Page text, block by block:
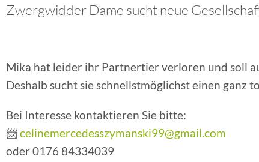
Zwergwidder Dame sucht neue
Mika hat leider ihr Partnertier verloren und soll
Deshalb sucht sie schnellstmöglichst einen ganz
Bei Interesse kontaktieren Sie bitte:
📨celinemercedesszymanski99@gmail.com
oder 0176 84334039